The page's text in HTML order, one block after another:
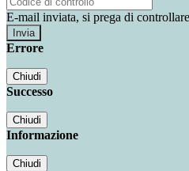
E-mail inviata, si prega di
Errore
Chiudi
Successo
Chiudi
Informazione
Chiudi